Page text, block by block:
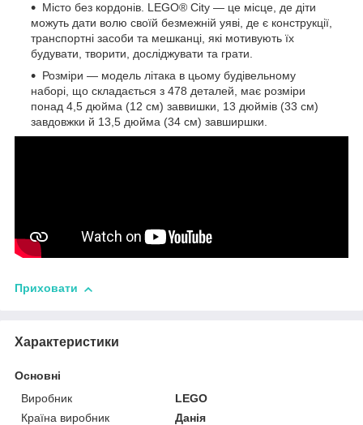
Місто без кордонів. LEGO® City — це місце, де діти
можуть дати волю своїй безмежній уяві, де є конструкції,
транспортні засоби та мешканці, які мотивують їх
будувати, творити, досліджувати та грати.
Розміри — модель літака в цьому будівельному
наборі, що складається з 478 деталей, має розміри
понад 4,5 дюйма (12 см) заввишки, 13 дюймів (33 см)
завдовжки й 13,5 дюйма (34 см) завширшки.
Приховати
Характеристики
Основні
Виробник
LEGO
Країна виробник
Данія